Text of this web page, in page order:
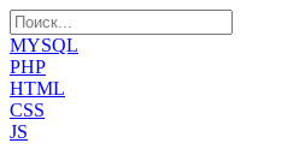
MYSQL
PHP
HTML
CSS
JS